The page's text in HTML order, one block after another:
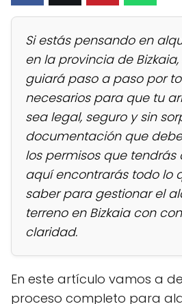
Si estás pensando en
en la provincia de
guiará paso a paso por
necesarios para que tu
sea legal, seguro y sin
documentación que
los permisos que tendrás
aquí encontrarás todo lo
saber para gestionar el
terreno en Bizkaia con
claridad.
En este artículo vamos a
proceso completo para